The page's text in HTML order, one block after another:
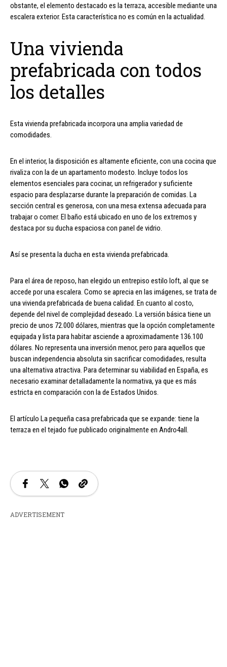
obstante, el elemento destacado es la terraza, accesible mediante una
escalera exterior. Esta característica no es común en la actualidad.
Una vivienda
prefabricada con todos
los detalles
Esta vivienda prefabricada incorpora una amplia variedad de
comodidades.
En el interior, la disposición es altamente eficiente, con una cocina que
rivaliza con la de un apartamento modesto. Incluye todos los
elementos esenciales para cocinar, un refrigerador y suficiente
espacio para desplazarse durante la preparación de comidas. La
sección central es generosa, con una mesa extensa adecuada para
trabajar o comer. El baño está ubicado en uno de los extremos y
destaca por su ducha espaciosa con panel de vidrio.
Así se presenta la ducha en esta vivienda prefabricada.
Para el área de reposo, han elegido un entrepiso estilo loft, al que se
accede por una escalera. Como se aprecia en las imágenes, se trata de
una vivienda prefabricada de buena calidad. En cuanto al costo,
depende del nivel de complejidad deseado. La versión básica tiene un
precio de unos 72.000 dólares, mientras que la opción completamente
equipada y lista para habitar asciende a aproximadamente 136.100
dólares. No representa una inversión menor, pero para aquellos que
buscan independencia absoluta sin sacrificar comodidades, resulta
una alternativa atractiva. Para determinar su viabilidad en España, es
necesario examinar detalladamente la normativa, ya que es más
estricta en comparación con la de Estados Unidos.
El artículo La pequeña casa prefabricada que se expande: tiene la
terraza en el tejado fue publicado originalmente en Andro4all.
ADVERTISEMENT